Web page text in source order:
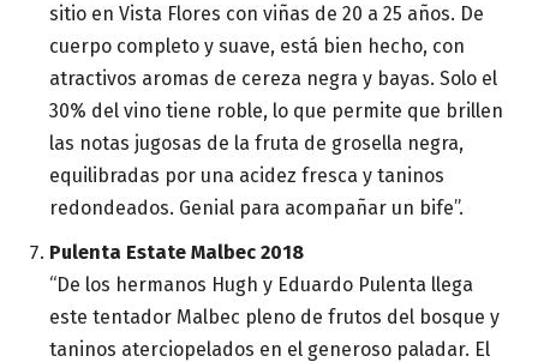
sitio en Vista Flores con viñas de 20 a 25 años. De
cuerpo completo y suave, está bien hecho, con
atractivos aromas de cereza negra y bayas. Solo el
30% del vino tiene roble, lo que permite que brillen
las notas jugosas de la fruta de grosella negra,
equilibradas por una acidez fresca y taninos
redondeados. Genial para acompañar un bife”.
Pulenta Estate Malbec 2018
“De los hermanos Hugh y Eduardo Pulenta llega
este tentador Malbec pleno de frutos del bosque y
taninos aterciopelados en el generoso paladar. El